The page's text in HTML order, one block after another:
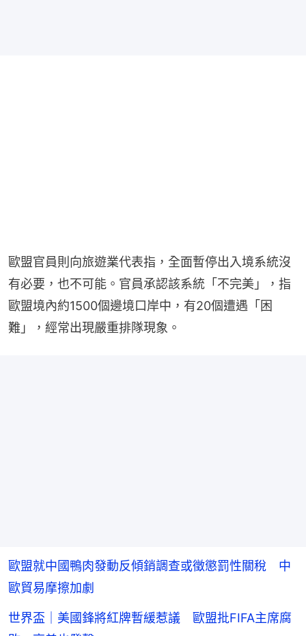
歐盟官員則向旅遊業代表指，全面暫停出入境系統沒
有必要，也不可能。官員承認該系統「不完美」，指
歐盟境內約1500個邊境口岸中，有20個遭遇「困
難」，經常出現嚴重排隊現象。
歐盟就中國鴨肉發動反傾銷調查或徵懲罰性關稅 中
歐貿易摩擦加劇
世界盃｜美國鋒將紅牌暫緩惹議 歐盟批FIFA主席腐